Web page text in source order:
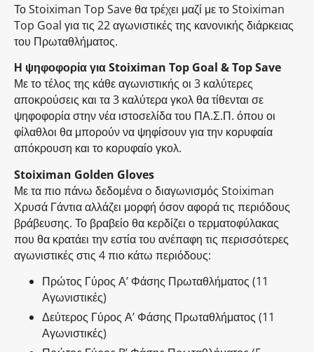
Το Stoiximan Top Save θα τρέχει μαζί με το Stoiximan
Top Goal για τις 22 αγωνιστικές της κανονικής διάρκειας
του Πρωταθλήματος.
Η ψηφοφορία για Stoiximan Top Goal & Top Save
Με το τέλος της κάθε αγωνιστικής οι 3 καλύτερες
αποκρούσεις και τα 3 καλύτερα γκολ θα τίθενται σε
ψηφοφορία στην νέα ιστοσελίδα του ΠΑ.Σ.Π. όπου οι
φίλαθλοι θα μπορούν να ψηφίσουν για την κορυφαία
απόκρουση και το κορυφαίο γκολ.
Stoiximan Golden Gloves
Με τα πιο πάνω δεδομένα o διαγωνισμός Stoiximan
Χρυσά Γάντια αλλάζει μορφή όσον αφορά τις περιόδους
βράβευσης. Το βραβείο θα κερδίζει ο τερματοφύλακας
που θα κρατάει την εστία του ανέπαφη τις περισσότερες
αγωνιστικές στις 4 πιο κάτω περιόδους:
Πρώτος Γύρος Α’ Φάσης Πρωταθλήματος (11
Αγωνιστικές)
Δεύτερος Γύρος Α’ Φάσης Πρωταθλήματος (11
Αγωνιστικές)